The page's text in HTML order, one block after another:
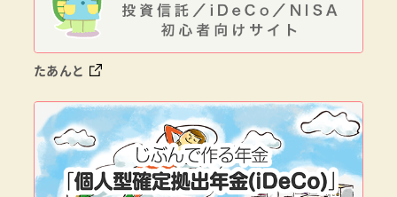
たあんと